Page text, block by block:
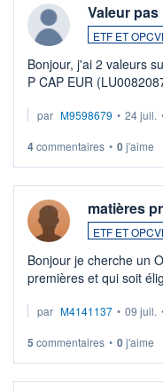
Valeur
ETF ET
Bonjour, j'ai 2 valeurs
P CAP EUR
veux procéder à la
par M9598679 • 24 juil.
4commentaires • 0j'aime
matières
ETF ET
Bonjour je cherche un
premières et qui soit
par M4141137 • 09 juil.
5 commentaires • 0j'aime